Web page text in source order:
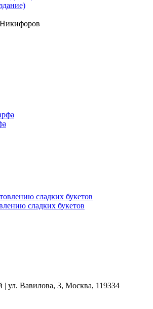
сладких букетов
ул. Вавилова, 3, Москва, 119334